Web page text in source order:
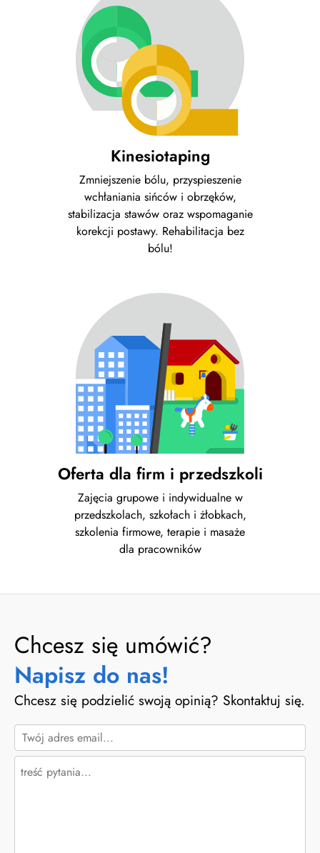
Kinesiotaping
Zmniejszenie bólu, przyspieszenie
wchłaniania sińców i obrzęków,
stabilizacja stawów oraz wspomaganie
korekcji postawy. Rehabilitacja bez
bólu!
Oferta dla firm i przedszkoli
Zajęcia grupowe i indywidualne w
przedszkolach, szkołach i żłobkach,
szkolenia firmowe, terapie i masaże
dla pracowników
Chcesz się umówić?
Napisz do nas!
Chcesz się podzielić swoją opinią? Skontaktuj się.